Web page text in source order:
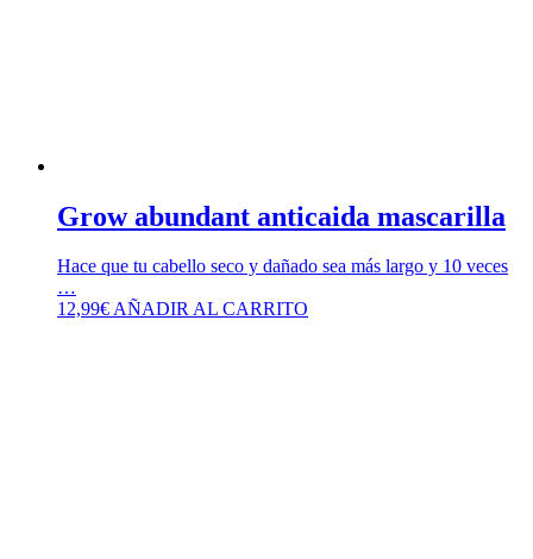
Grow abundant anticaida mascarilla
Hace que tu cabello seco y dañado sea más largo y 10 veces
…
12,99€AÑADIR AL CARRITO